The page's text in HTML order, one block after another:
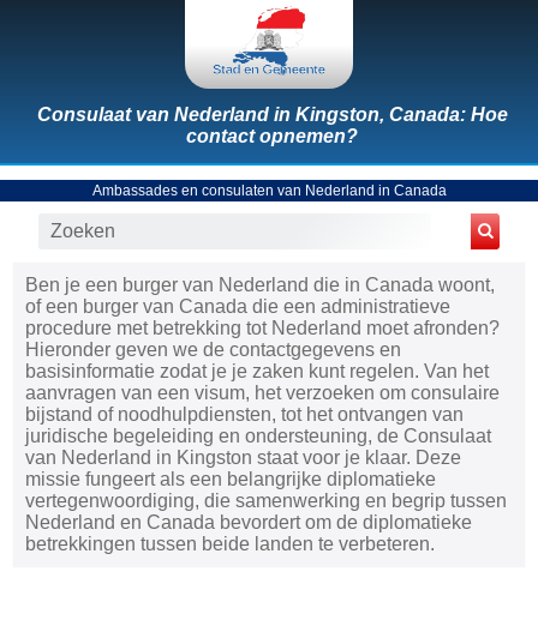
Consulaat van Nederland in Kingston, Canada: Hoe
contact opnemen?
Ambassades en consulaten van Nederland in Canada
Ben je een burger van Nederland die in Canada woont,
of een burger van Canada die een administratieve
procedure met betrekking tot Nederland moet afronden?
Hieronder geven we de contactgegevens en
basisinformatie zodat je je zaken kunt regelen. Van het
aanvragen van een visum, het verzoeken om consulaire
bijstand of noodhulpdiensten, tot het ontvangen van
juridische begeleiding en ondersteuning, de Consulaat
van Nederland in Kingston staat voor je klaar. Deze
missie fungeert als een belangrijke diplomatieke
vertegenwoordiging, die samenwerking en begrip tussen
Nederland en Canada bevordert om de diplomatieke
betrekkingen tussen beide landen te verbeteren.